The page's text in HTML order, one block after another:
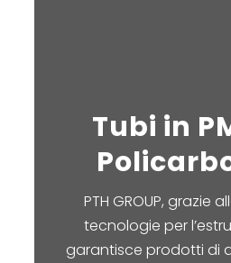
Tubi in
PTH GROUP, grazie
tecnologie per
garantisce prodotti di